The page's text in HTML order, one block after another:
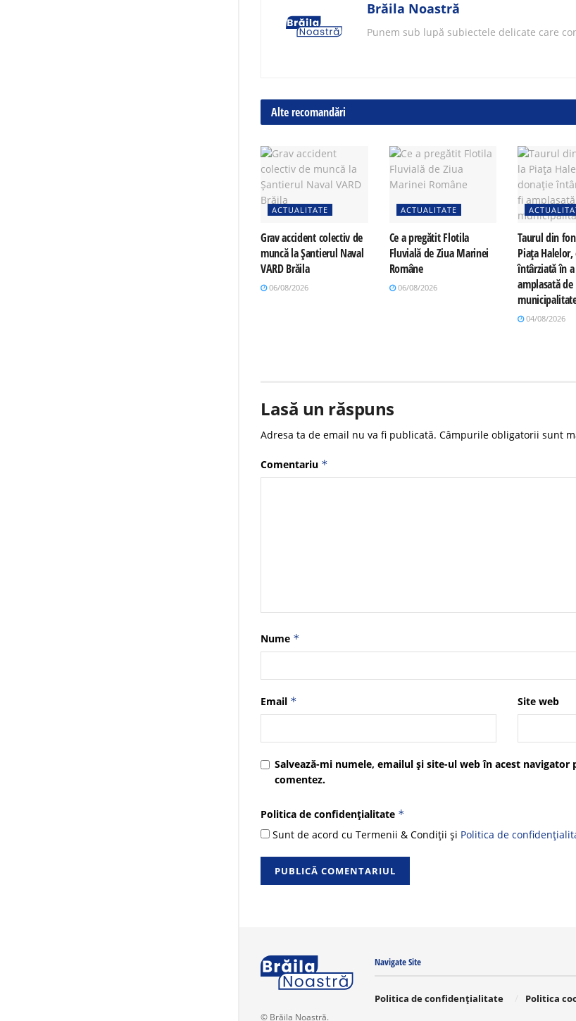
Brăila Noastră
Punem sub lupă subiectele delicate care
Alte recomandări
ACTUALITATE
Grav accident colectiv de
muncă la Șantierul Naval
VARD Brăila
06/08/2026
ACTUALITATE
Ce a pregătit Flotila
Fluvială de Ziua Marinei
Române
06/08/2026
Taurul din
Piața
întârziată în
amplasată de
04/08/2026
Lasă un răspuns
Adresa ta de email nu va fi publicată. Câmpurile obligatorii sunt
Comentariu *
Nume *
Email * Site web
Salvează-mi numele, emailul și site-ul web în acest
comentez.
Politica de confidențialitate *
Sunt de acord cu Termenii & Condiții și Politica de
© Brăila Noastră.
Navigate Site
Politica de confidențialitate Politica